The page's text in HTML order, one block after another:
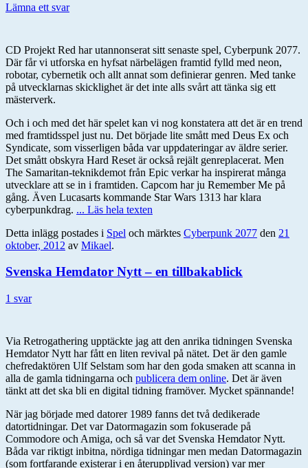
Lämna ett svar
CD Projekt Red har utannonserat sitt senaste spel, Cyberpunk 2077.
Där får vi utforska en hyfsat närbelägen framtid fylld med neon,
robotar, cybernetik och allt annat som definierar genren. Med tanke
på utvecklarnas skicklighet är det inte alls svårt att tänka sig ett
mästerverk.
Och i och med det här spelet kan vi nog konstatera att det är en trend
med framtidsspel just nu. Det började lite smått med Deus Ex och
Syndicate, som visserligen båda var uppdateringar av äldre serier.
Det smått obskyra Hard Reset är också rejält genreplacerat. Men
The Samaritan-teknikdemot från Epic verkar ha inspirerat många
utvecklare att se in i framtiden. Capcom har ju Remember Me på
gång. Även Lucasarts kommande Star Wars 1313 har klara
cyberpunkdrag. ... Läs hela texten
Detta inlägg postades i Spel och märktes Cyberpunk 2077 den 21
oktober, 2012 av Mikael.
Svenska Hemdator Nytt – en tillbakablick
1 svar
Via Retrogathering upptäckte jag att den anrika tidningen Svenska
Hemdator Nytt har fått en liten revival på nätet. Det är den gamle
chefredaktören Ulf Selstam som har den goda smaken att scanna in
alla de gamla tidningarna och publicera dem online. Det är även
tänkt att det ska bli en digital tidning framöver. Mycket spännande!
När jag började med datorer 1989 fanns det två dedikerade
datortidningar. Det var Datormagazin som fokuserade på
Commodore och Amiga, och så var det Svenska Hemdator Nytt.
Båda var riktigt inbitna, nördiga tidningar men medan Datormagazin
(som fortfarande existerar i en återupplivad version) var mer